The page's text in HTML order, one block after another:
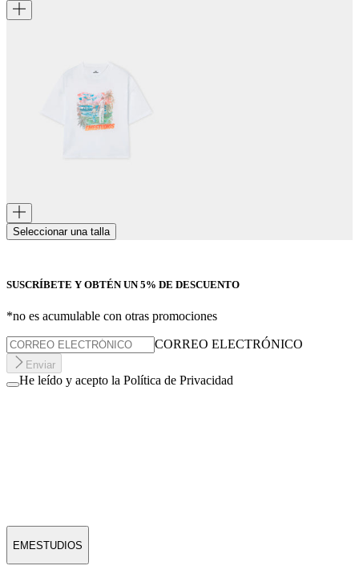
Seleccionar una talla
SUSCRÍBETE Y OBTÉN UN 5% DE DESCUENTO
*no es acumulable con otras promociones
CORREO ELECTRÓNICO
Enviar
He leído y acepto la Política de Privacidad
EMESTUDIOS